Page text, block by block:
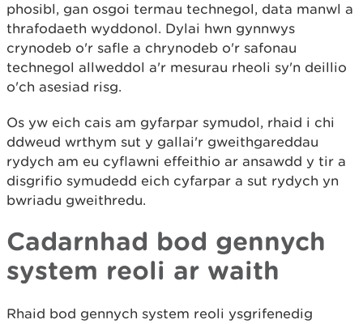
phosibl, gan osgoi termau technegol, data manwl a
thrafodaeth wyddonol. Dylai hwn gynnwys
crynodeb o'r safle a chrynodeb o'r safonau
technegol allweddol a'r mesurau rheoli sy'n deillio
o'ch asesiad risg.
Os yw eich cais am gyfarpar symudol, rhaid i chi
ddweud wrthym sut y gallai'r gweithgareddau
rydych am eu cyflawni effeithio ar ansawdd y tir a
disgrifio symudedd eich cyfarpar a sut rydych yn
bwriadu gweithredu.
Cadarnhad bod gennych
system reoli ar waith
Rhaid bod gennych system reoli ysgrifenedig